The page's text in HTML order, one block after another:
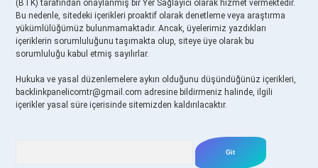
(BTK) tarafından onaylanmış bir Yer Sağlayıcı olarak hizmet vermektedir.
Bu nedenle, sitedeki içerikleri proaktif olarak denetleme veya araştırma
yükümlülüğümüz bulunmamaktadır. Ancak, üyelerimiz yazdıkları
içeriklerin sorumluluğunu taşımakta olup, siteye üye olarak bu
sorumluluğu kabul etmiş sayılırlar.
Hukuka ve yasal düzenlemelere aykırı olduğunu düşündüğünüz içerikleri,
backlinkpanelicomtr@gmail.com adresine bildirmeniz halinde, ilgili
içerikler yasal süre içerisinde sitemizden kaldırılacaktır.